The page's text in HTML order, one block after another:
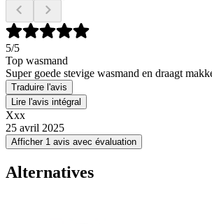
5/5
Top wasmand
Super goede stevige wasmand en draagt
Traduire l'avis
Lire l'avis intégral
Xxx
25 avril 2025
Afficher 1 avis avec évaluation
Alternatives